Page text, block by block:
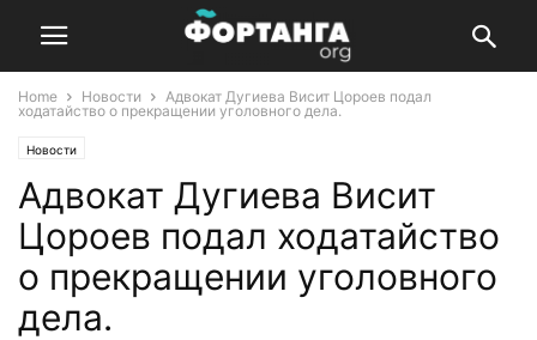
Home Новости
Адвокат Дугиева Висит Цороев подал
ходатайство о прекращении уголовного дела.
Новости
Адвокат Дугиева Висит
Цороев подал ходатайство
о прекращении уголовного
дела.